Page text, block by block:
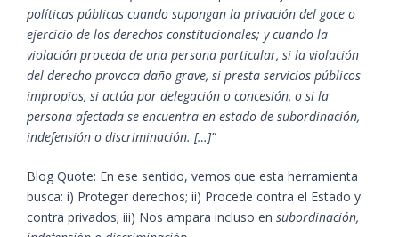
políticas públicas cuando supongan la privación del goce o
ejercicio de los derechos constitucionales; y cuando la
violación proceda de una persona particular, si la violación
del derecho provoca daño grave, si presta servicios públicos
impropios, si actúa por delegación o concesión, o si la
persona afectada se encuentra en estado de subordinación,
indefensión o discriminación. […]”
Blog Quote: En ese sentido, vemos que esta herramienta
busca: i) Proteger derechos; ii) Procede contra el Estado y
contra privados; iii) Nos ampara incluso en subordinación,